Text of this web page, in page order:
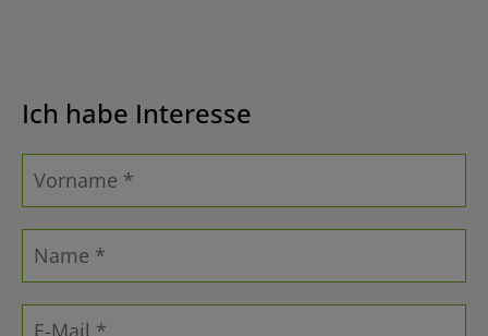
Ich habe Interesse